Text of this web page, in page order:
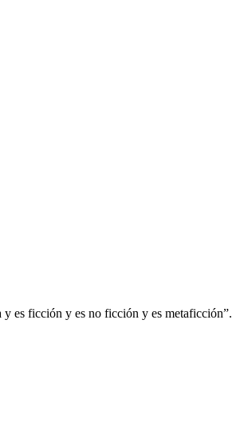
es ficción y es no ficción y es metaficción”.